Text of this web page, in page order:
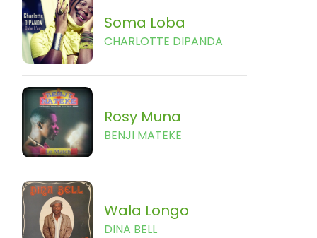
Soma Loba
CHARLOTTE DIPANDA
Rosy Muna
BENJI MATEKE
Wala Longo
DINA BELL